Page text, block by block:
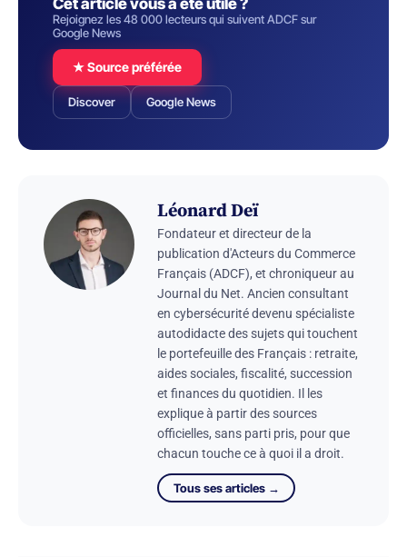
Rejoignez les 48 000 lecteurs qui suivent ADCF sur
Google News
★ Source préférée
Discover Google News
Léonard Deï
Fondateur et directeur de la
publication d'Acteurs du Commerce
Français (ADCF), et chroniqueur au
Journal du Net. Ancien consultant
en cybersécurité devenu spécialiste
autodidacte des sujets qui touchent
le portefeuille des Français : retraite,
aides sociales, fiscalité, succession
et finances du quotidien. Il les
explique à partir des sources
officielles, sans parti pris, pour que
chacun touche ce à quoi il a droit.
Tous ses articles →